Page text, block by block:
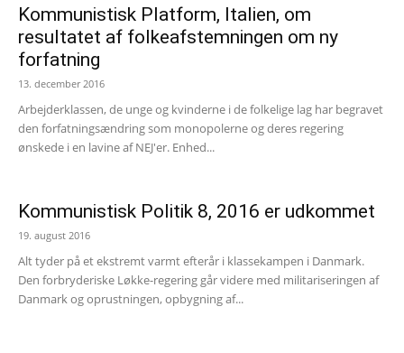
Kommunistisk Platform, Italien, om
resultatet af folkeafstemningen om ny
forfatning
13. december 2016
Arbejderklassen, de unge og kvinderne i de folkelige lag har begravet
den forfatningsændring som monopolerne og deres regering
ønskede i en lavine af NEJ'er. Enhed...
Kommunistisk Politik 8, 2016 er udkommet
19. august 2016
Alt tyder på et ekstremt varmt efterår i klassekampen i Danmark.
Den forbryderiske Løkke-regering går videre med militariseringen af
Danmark og oprustningen, opbygning af...